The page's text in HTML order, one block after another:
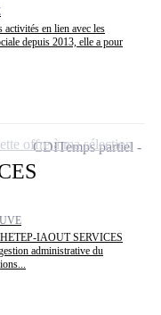
en lien avec les
depuis 2013, elle a pour
IAOUT SERVICES
administrative du
CDITemps partiel
offre à ma sélection